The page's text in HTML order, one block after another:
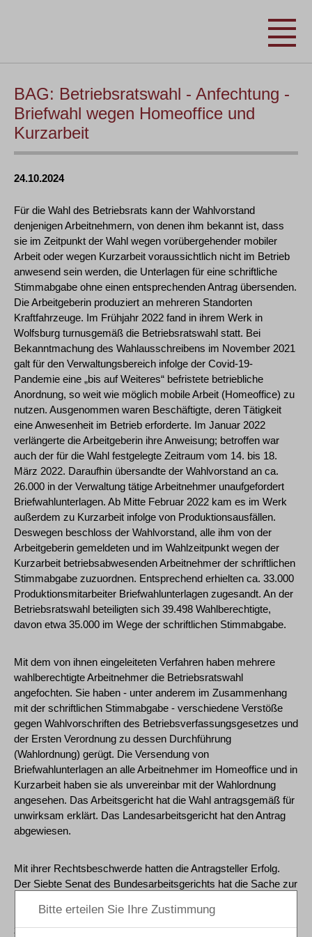
BAG: Betriebsratswahl - Anfechtung -
Briefwahl wegen Homeoffice und
Kurzarbeit
24.10.2024
Für die Wahl des Betriebsrats kann der Wahlvorstand
denjenigen Arbeitnehmern, von denen ihm bekannt ist, dass
sie im Zeitpunkt der Wahl wegen vorübergehender mobiler
Arbeit oder wegen Kurzarbeit voraussichtlich nicht im Betrieb
anwesend sein werden, die Unterlagen für eine schriftliche
Stimmabgabe ohne einen entsprechenden Antrag übersenden.
Die Arbeitgeberin produziert an mehreren Standorten
Kraftfahrzeuge. Im Frühjahr 2022 fand in ihrem Werk in
Wolfsburg turnusgemäß die Betriebsratswahl statt. Bei
Bekanntmachung des Wahlausschreibens im November 2021
galt für den Verwaltungsbereich infolge der Covid-19-
Pandemie eine „bis auf Weiteres“ befristete betriebliche
Anordnung, so weit wie möglich mobile Arbeit (Homeoffice) zu
nutzen. Ausgenommen waren Beschäftigte, deren Tätigkeit
eine Anwesenheit im Betrieb erforderte. Im Januar 2022
verlängerte die Arbeitgeberin ihre Anweisung; betroffen war
auch der für die Wahl festgelegte Zeitraum vom 14. bis 18.
März 2022. Daraufhin übersandte der Wahlvorstand an ca.
26.000 in der Verwaltung tätige Arbeitnehmer unaufgefordert
Briefwahlunterlagen. Ab Mitte Februar 2022 kam es im Werk
außerdem zu Kurzarbeit infolge von Produktionsausfällen.
Deswegen beschloss der Wahlvorstand, alle ihm von der
Arbeitgeberin gemeldeten und im Wahlzeitpunkt wegen der
Kurzarbeit betriebsabwesenden Arbeitnehmer der schriftlichen
Stimmabgabe zuzuordnen. Entsprechend erhielten ca. 33.000
Produktionsmitarbeiter Briefwahlunterlagen zugesandt. An der
Betriebsratswahl beteiligten sich 39.498 Wahlberechtigte,
davon etwa 35.000 im Wege der schriftlichen Stimmabgabe.
Mit dem von ihnen eingeleiteten Verfahren haben mehrere
wahlberechtigte Arbeitnehmer die Betriebsratswahl
angefochten. Sie haben - unter anderem im Zusammenhang
mit der schriftlichen Stimmabgabe - verschiedene Verstöße
gegen Wahlvorschriften des Betriebsverfassungsgesetzes und
der Ersten Verordnung zu dessen Durchführung
(Wahlordnung) gerügt. Die Versendung von
Briefwahlunterlagen an alle Arbeitnehmer im Homeoffice und in
Kurzarbeit haben sie als unvereinbar mit der Wahlordnung
angesehen. Das Arbeitsgericht hat die Wahl antragsgemäß für
unwirksam erklärt. Das Landesarbeitsgericht hat den Antrag
abgewiesen.
Mit ihrer Rechtsbeschwerde hatten die Antragsteller Erfolg.
Der Siebte Senat des Bundesarbeitsgerichts hat die Sache zur
Landesarbeitsgericht zurückverwiesen. Die Fälle einer
zulässigen Briefwahl sind in der Wahlordnung (WO)